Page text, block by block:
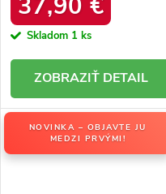
Skladom 1 ks
DETAIL
NOVINKA – OBJAVTE JU
MEDZI PRVÝMI!